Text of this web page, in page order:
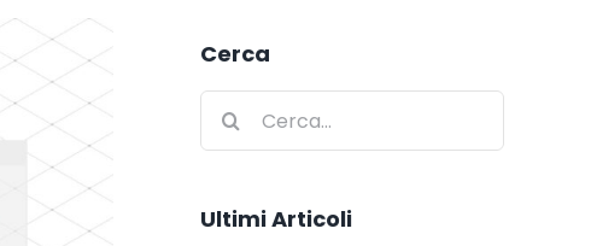
Cerca
Cerca
per:
Ultimi Articoli